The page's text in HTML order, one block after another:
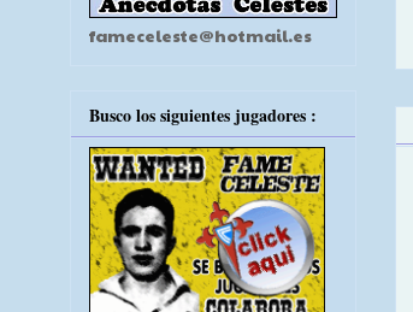
fameceleste@hotmail.es
Busco los siguientes jugadores :